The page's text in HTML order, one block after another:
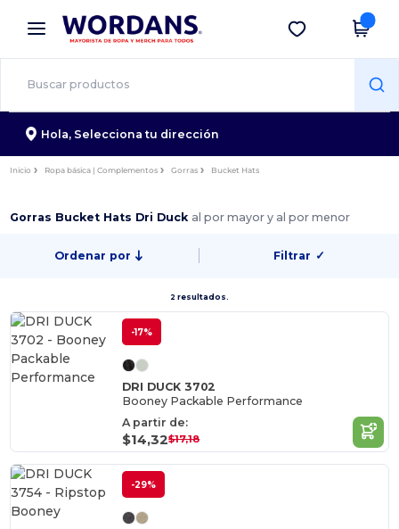
× App de Wordans
¡Mejores precios en app!
Descargar app
Hola, Selecciona tu dirección
Inicio Ropa básica | Complementos Gorras Bucket Hats
Gorras Bucket Hats Dri Duck al por mayor y al por menor
Ordenar por Filtrar ✓
2 resultados.
-17%
DRI DUCK 3702
Booney Packable Performance
A partir de:
$14,32$17,18
-29%